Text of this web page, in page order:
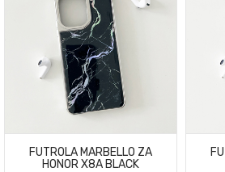
FUTROLA MARBELLO ZA
HONOR X8A BLACK